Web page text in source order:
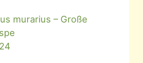
murarius – Große